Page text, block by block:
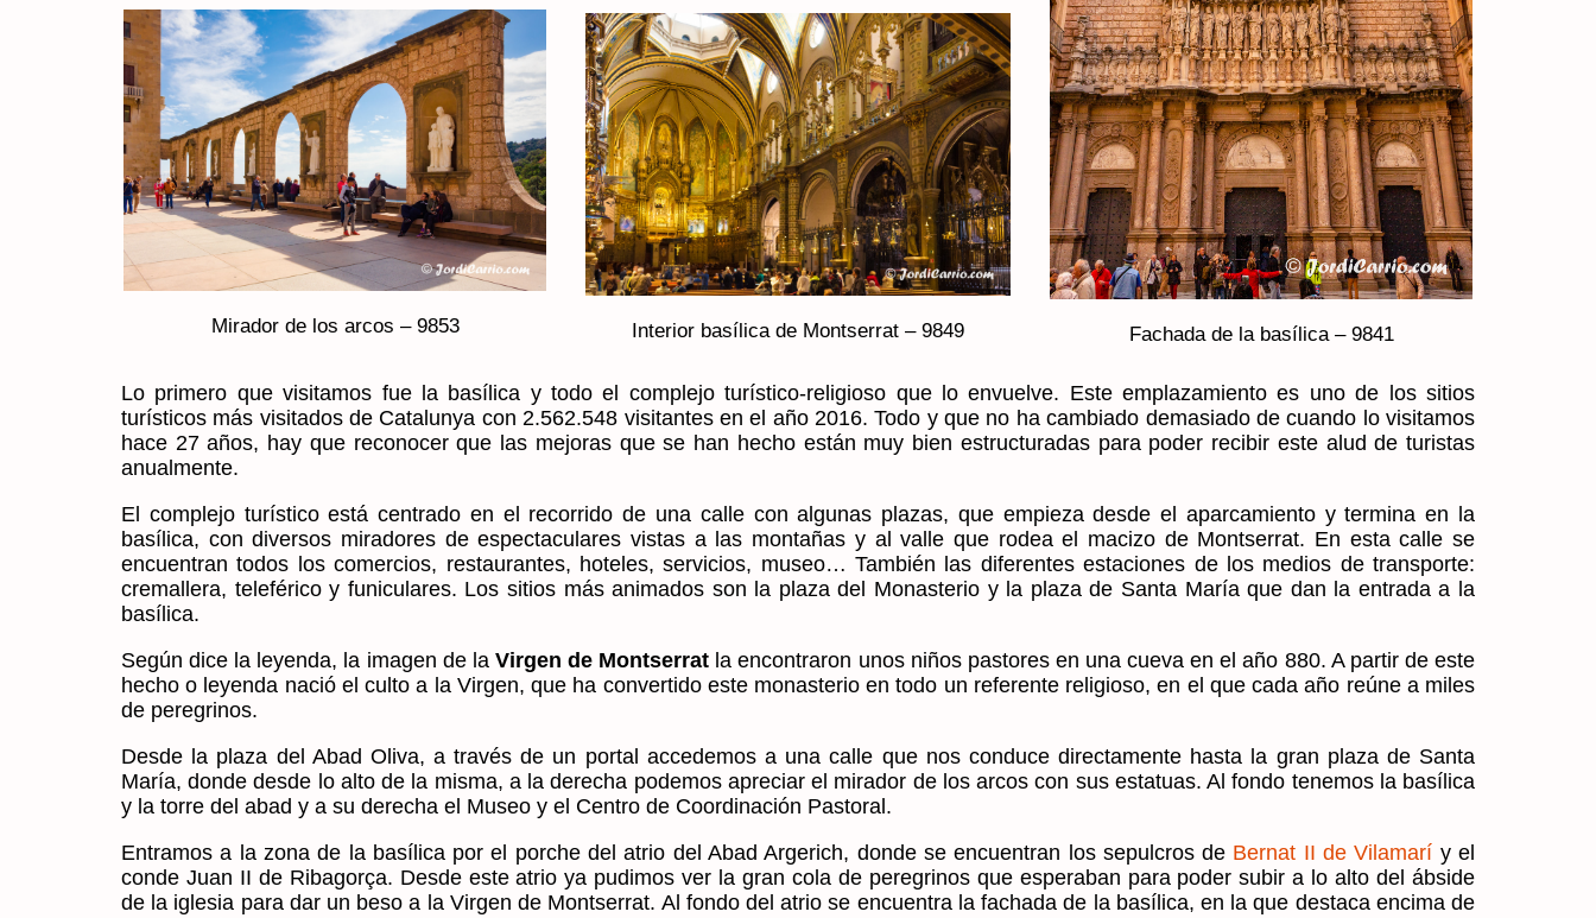
Mirador de los arcos – 9853 Interior basílica de Montserrat – 9849 Fachada de la basílica – 9841
Lo primero que visitamos fue la basílica y todo el complejo turístico-religioso que lo envuelve. Este emplazamiento es uno de los sitios
turísticos más visitados de Catalunya con 2.562.548 visitantes en el año 2016. Todo y que no ha cambiado demasiado de cuando lo visitamos
hace 27 años, hay que reconocer que las mejoras que se han hecho están muy bien estructuradas para poder recibir este alud de turistas
anualmente.
El complejo turístico está centrado en el recorrido de una calle con algunas plazas, que empieza desde el aparcamiento y termina en la
basílica, con diversos miradores de espectaculares vistas a las montañas y al valle que rodea el macizo de Montserrat. En esta calle se
encuentran todos los comercios, restaurantes, hoteles, servicios, museo… También las diferentes estaciones de los medios de transporte:
cremallera, teleférico y funiculares. Los sitios más animados son la plaza del Monasterio y la plaza de Santa Maríaque dan la entrada a la
basílica.
Según dice la leyenda, la imagen de la Virgen de Montserrat la encontraron unos niños pastores en una cueva en el año 880. A partir de este
hecho o leyenda nació el culto a la Virgen, que ha convertido este monasterio en todo un referente religioso, en el que cada año reúne a miles
de peregrinos.
Desde la plaza del Abad Oliva, a través de un portal accedemos a una calle que nos conduce directamente hasta la gran plaza de Santa
María, donde desde lo alto de la misma, a la derecha podemos apreciar el mirador de los arcos con sus estatuas. Al fondo tenemos la basílica
y la torre del abad y a su derecha el Museo y el Centro de Coordinación Pastoral.
Entramos a la zona de la basílica por el porche del atrio del Abad Argerich, donde se encuentran los sepulcros de Bernat II de Vilamarí y el
conde Juan II de Ribagorça. Desde este atrio ya pudimos ver la gran cola de peregrinos que esperaban para poder subir a lo alto del ábside
de la iglesia para dar un beso a la Virgen de Montserrat. Al fondo del atrio se encuentra la fachada de la basílica, en la que destaca encima de